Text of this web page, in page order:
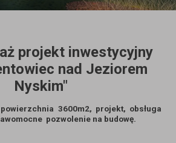
projekt inwestycyjny
nad Jeziorem
Nyskim"
3600m2, projekt, obsługa
pozwolenie na budowę.